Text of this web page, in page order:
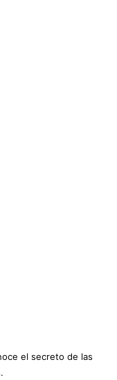
el secreto de las